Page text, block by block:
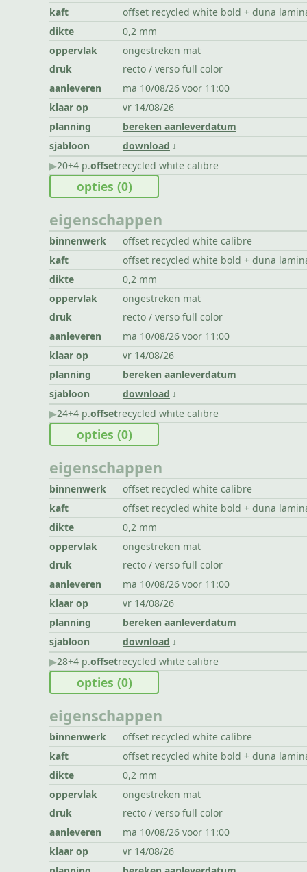
kaft
offset recycled white bold + duna
dikte
0,2 mm
oppervlak
ongestreken mat
druk
recto / verso full color
aanleveren
ma 10/08/26 voor 11:00
klaar op
vr 14/08/26
planning
bereken aanleverdatum
sjabloon
download
▶︎20+4 p.offsetrecycled white calibre
eigenschappen
binnenwerk
offset recycled white calibre
kaft
offset recycled white bold + duna
dikte
0,2 mm
oppervlak
ongestreken mat
druk
recto / verso full color
aanleveren
ma 10/08/26 voor 11:00
klaar op
vr 14/08/26
planning
bereken aanleverdatum
sjabloon
download
opties (0)
▶︎24+4 p.offsetrecycled white calibre
eigenschappen
binnenwerk
offset recycled white calibre
kaft
offset recycled white bold + duna
dikte
0,2 mm
oppervlak
ongestreken mat
druk
recto / verso full color
aanleveren
ma 10/08/26 voor 11:00
klaar op
vr 14/08/26
planning
bereken aanleverdatum
sjabloon
download
opties (0)
▶︎28+4 p.offsetrecycled white calibre
eigenschappen
binnenwerk
offset recycled white calibre
kaft
offset recycled white bold + duna
dikte
0,2 mm
oppervlak
ongestreken mat
druk
recto / verso full color
aanleveren
ma 10/08/26 voor 11:00
klaar op
vr 14/08/26
opties (0)